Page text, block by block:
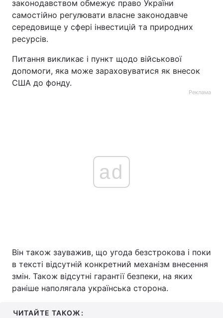
законодавством обмежує право України
самостійно регулювати власне законодавче
середовище у сфері інвестицій та природних
ресурсів.
Питання викликає і пункт щодо військової
допомоги, яка може зараховуватися як внесок
США до фонду.
Реклама
ad
Він також зауважив, що угода безстрокова і поки
в тексті відсутній конкретний механізм внесення
змін. Також відсутні гарантії безпеки, на яких
раніше наполягала українська сторона.
ЧИТАЙТЕ ТАКОЖ: